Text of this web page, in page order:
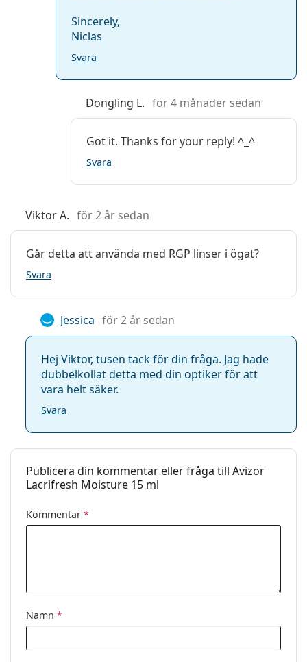
Sincerely,
Niclas
Svara
Dongling L. för 4 månader sedan
Got it. Thanks for your reply! ^_^
Svara
Viktor A. för 2 år sedan
Går detta att använda med RGP linser i ögat?
Svara
Jessica för 2 år sedan
Hej Viktor, tusen tack för din fråga. Jag hade
dubbelkollat detta med din optiker för att
vara helt säker.
Svara
Publicera din kommentar eller fråga till Avizor
Lacrifresh Moisture 15 ml
Kommentar *
Namn *